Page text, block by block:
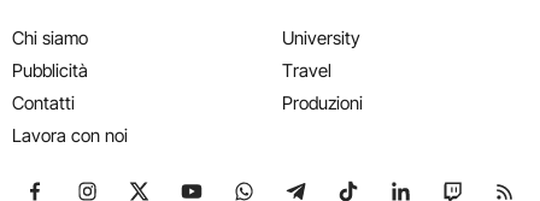
Chi siamo
Pubblicità
Contatti
Lavora con noi
University
Travel
Produzioni
Seguici su Facebook
Seguici su Instagram
Seguici su X
Seguici su YouTube
Seguici su WhatsApp
Seguici su Telegram
Seguici su TikTok
Seguici su
Seguici